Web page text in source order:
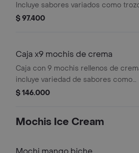
Incluye sabores variados como
de Oreo. Personaliza con un mensaje
$ 97.400
Caja x9 mochis de crema
Caja con 9 mochis rellenos de
incluye variedad de sabores como
Oreo y frutas. Personaliza con un
$ 146.000
Mochis Ice Cream